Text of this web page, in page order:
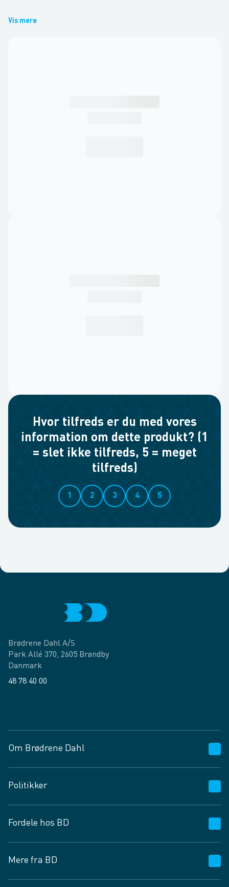
Vis mere
Hvor tilfreds er du med vores
information om dette produkt? (1
= slet ikke tilfreds, 5 = meget
tilfreds)
1 2 3 4 5
Brødrene Dahl A/S
Park Allé 370, 2605 Brøndby
Danmark
48 78 40 00
Om Brødrene Dahl
Vagttelefon 30 10 89 89
Spørgsmål og svar
Job og karriere
Fødevarekontrolrapport
Politikker
Privatlivspolitik
Cookies
Vilkår og betingelser
Fordele hos BD
BD app
BD.dk services
Mere fra BD